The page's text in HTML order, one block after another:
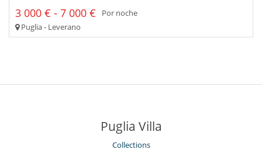
3 000 € - 7 000 €
Por noche
Puglia - Leverano
Puglia Villa
Collections